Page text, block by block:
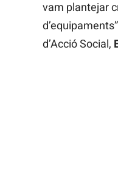
vam plantejar
d’Acció Social,